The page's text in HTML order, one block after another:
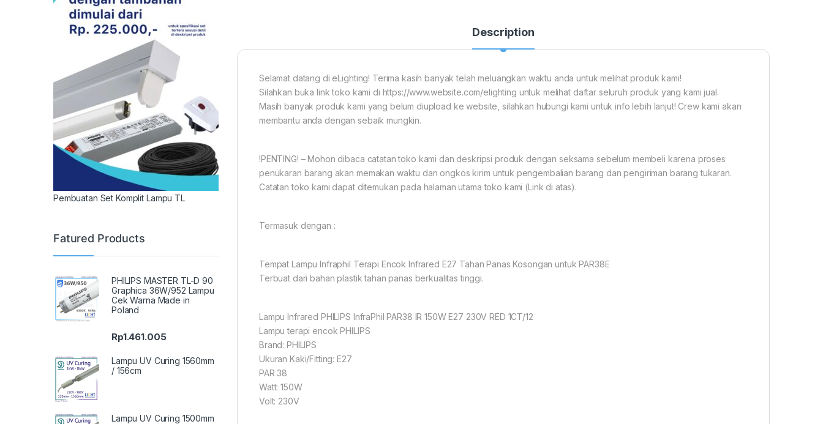
Description
Selamat datang di eLighting! Terima kasih banyak telah meluangkan waktu anda untuk melihat produk kami!
Silahkan buka link toko kami di https://www.website.com/elighting untuk melihat daftar seluruh produk yang kami jual.
Masih banyak produk kami yang belum diupload ke website, silahkan hubungi kami untuk info lebih lanjut! Crew kami akan
membantu anda dengan sebaik mungkin.
!PENTING! – Mohon dibaca catatan toko kami dan deskripsi produk dengan seksama sebelum membeli karena proses
penukaran barang akan memakan waktu dan ongkos kirim untuk pengembalian barang dan pengiriman barang tukaran.
Catatan toko kami dapat ditemukan pada halaman utama toko kami (Link di atas).
Termasuk dengan :
Tempat Lampu Infraphil Terapi Encok Infrared E27 Tahan Panas Kosongan untuk PAR38E
Terbuat dari bahan plastik tahan panas berkualitas tinggi.
Lampu Infrared PHILIPS InfraPhil PAR38 IR 150W E27 230V RED 1CT/12
Lampu terapi encok PHILIPS
Brand: PHILIPS
Ukuran Kaki/Fitting: E27
PAR 38
Watt: 150W
Volt: 230V
Pembuatan Set Komplit Lampu TL
Fatured Products
PHILIPS MASTER TL-D 90
Graphica 36W/952 Lampu
Cek Warna Made in
Poland
Rp1.461.005
Lampu UV Curing 1560mm
/ 156cm
Lampu UV Curing 1500mm